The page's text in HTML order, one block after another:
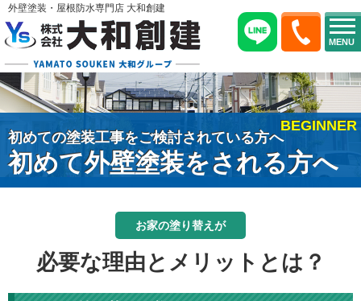
MENU
外壁塗装・屋根防水専門店 大和創建
初めての塗装工事をご検討されている方へ
初めて外壁塗装をされる方へ
BEGINNER
お家の塗り替えが
必要な理由とメリットとは？